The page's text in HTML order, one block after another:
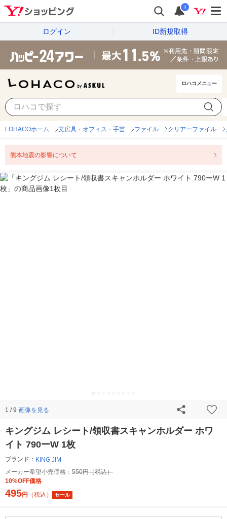
i
ログイン ID新規取得
ロハコメニュー
LOHACOホーム 文房具・オフィス・手芸 ファイル クリアーファイル
熊本地震の影響について
1 / 9 画像を見る
キングジム レシート/領収書スキャンホルダー ホワ
イト 790ーW 1枚
ブランド： KING JIM
メーカー希望小売価格： 550円（税込）
10%OFF価格
495円 （税込） セール